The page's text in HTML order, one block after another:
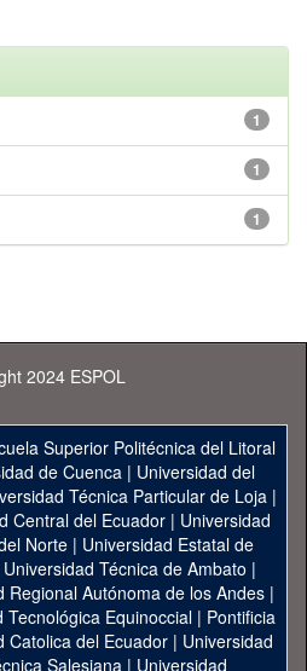
1
1
1
2024 ESPOL
Superior Politécnica del Litoral
de Cuenca| Universidad del
Técnica Particular de Loja|
Central del Ecuador| Universidad
Norte | Universidad Estatal de
Universidad Técnica de Ambato |
Regional Autónoma de los Andes|
Tecnológica Equinoccial| Pontificia
Catolica del Ecuador | Universidad
Salesiana | Universidad